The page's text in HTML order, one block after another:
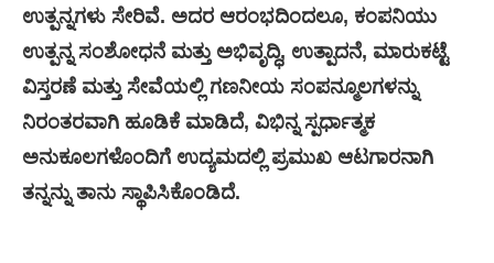
ಉತ್ಪನ್ನಗಳು ಸೇರಿವೆ. ಅದರ ಆರಂಭದಿಂದಲೂ, ಕಂಪನಿಯು
ಉತ್ಪನ್ನ ಸಂಶೋಧನೆ ಮತ್ತು ಅಭಿವೃದ್ಧಿ, ಉತ್ಪಾದನೆ, ಮಾರುಕಟ್ಟೆ
ವಿಸ್ತರಣೆ ಮತ್ತು ಸೇವೆಯಲ್ಲಿ ಗಣನೀಯ ಸಂಪನ್ಮೂಲಗಳನ್ನು
ನಿರಂತರವಾಗಿ ಹೂಡಿಕೆ ಮಾಡಿದೆ, ವಿಭಿನ್ನ ಸ್ಪರ್ಧಾತ್ಮಕ
ಅನುಕೂಲಗಳೊಂದಿಗೆ ಉದ್ಯಮದಲ್ಲಿ ಪ್ರಮುಖ ಆಟಗಾರನಾಗಿ
ತನ್ನನ್ನು ತಾನು ಸ್ಥಾಪಿಸಿಕೊಂಡಿದೆ.